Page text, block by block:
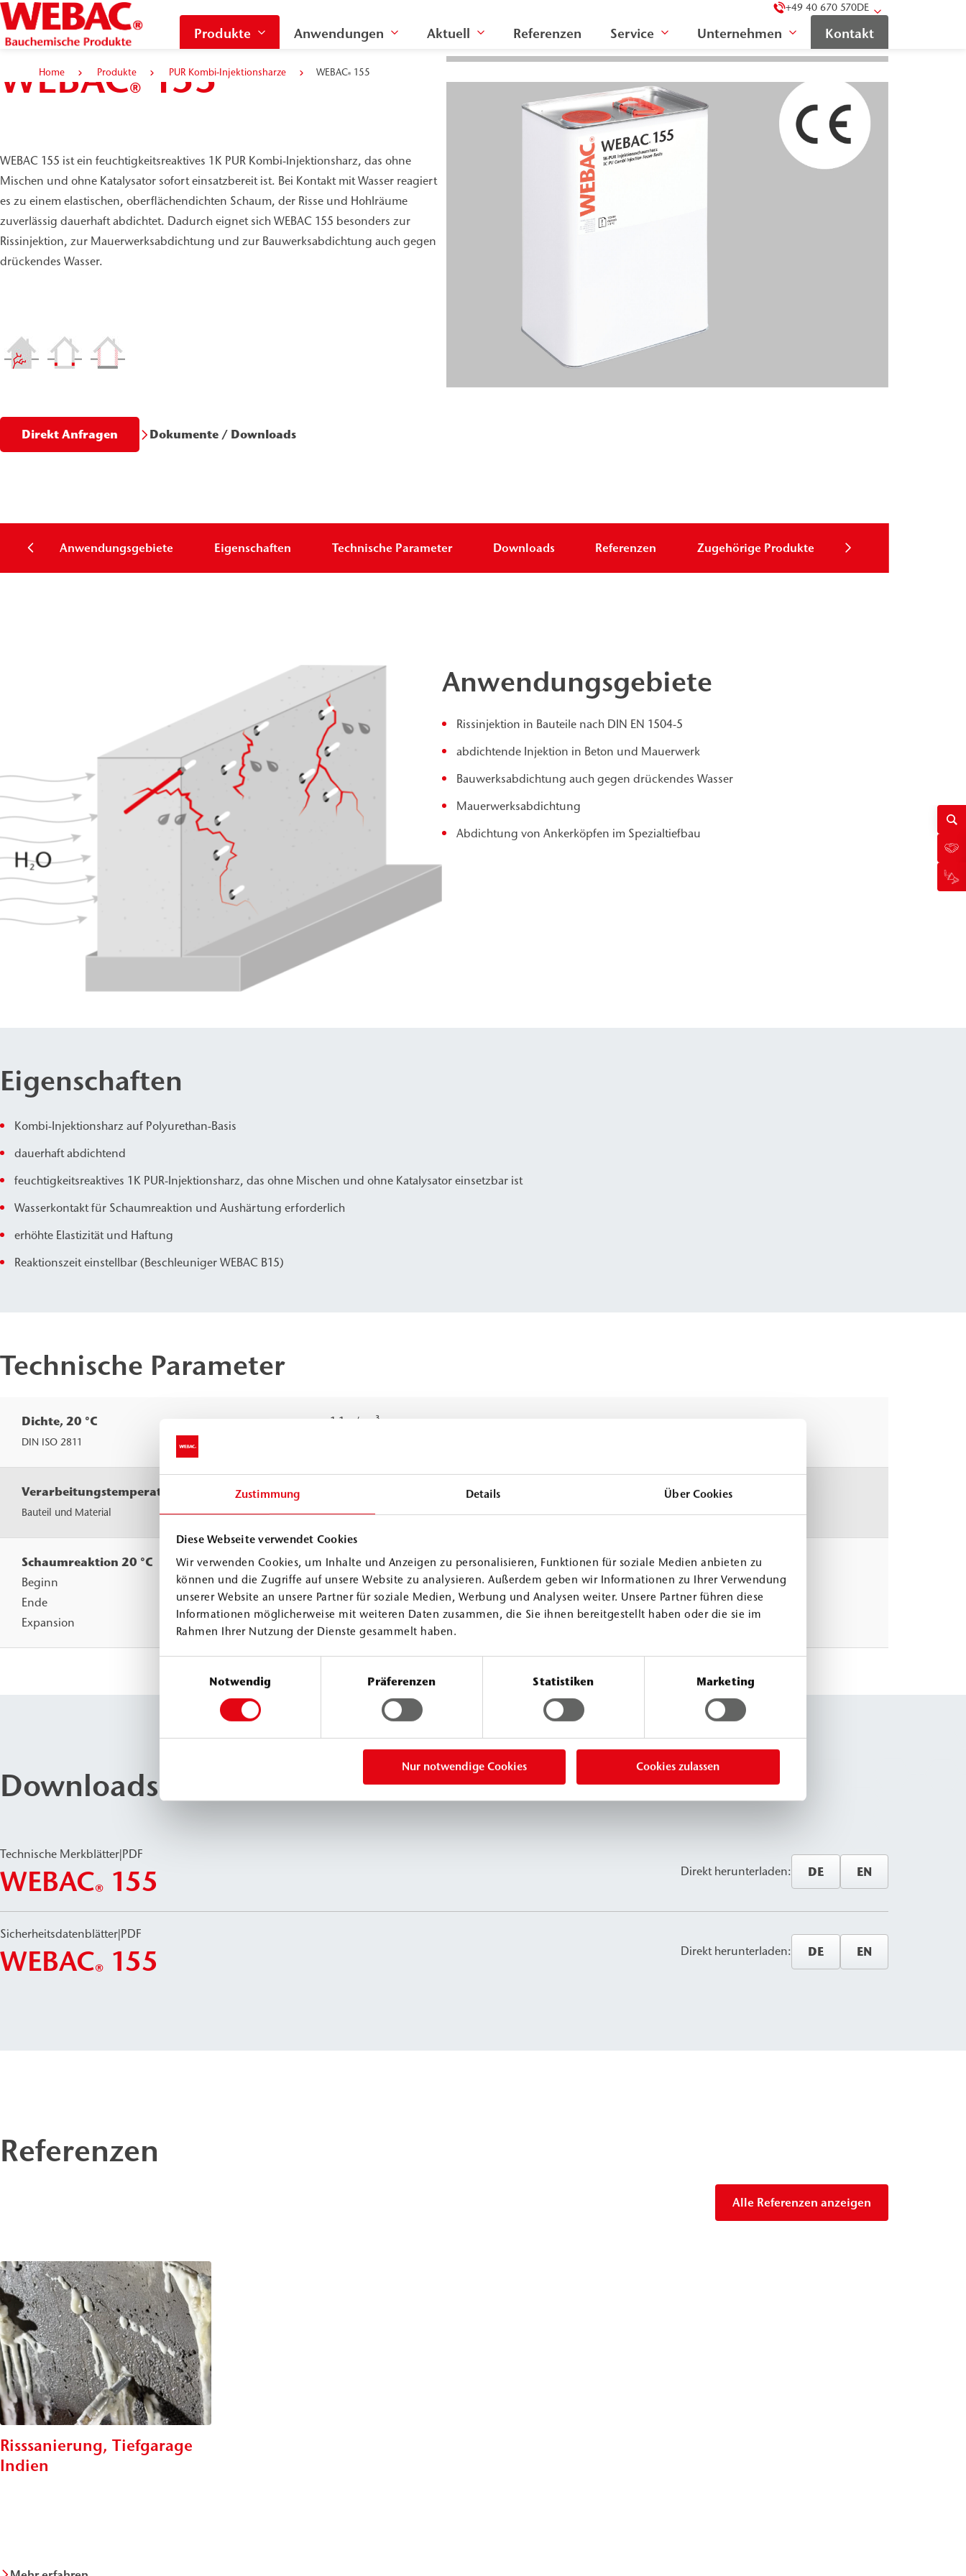
Zustimmung Details Über Cookies
Diese Webseite verwendet Cookies
Wir verwenden Cookies, um Inhalte und Anzeigen zu personalisieren, Funktionen für soziale Medien anbieten zu
können und die Zugriffe auf unsere Website zu analysieren. Außerdem geben wir Informationen zu Ihrer Verwendung
unserer Website an unsere Partner für soziale Medien, Werbung und Analysen weiter. Unsere Partner führen diese
Informationen möglicherweise mit weiteren Daten zusammen, die Sie ihnen bereitgestellt haben oder die sie im
Rahmen Ihrer Nutzung der Dienste gesammelt haben.
Notwendig Präferenzen Statistiken Marketing
Nur notwendige Cookies Cookies zulassen
+49 40 670 570DE
Produkte Anwendungen Aktuell Referenzen Service Unternehmen Kontakt
Home Produkte PUR Kombi-Injektionsharze WEBAC®155
WEBAC® 155
WEBAC 155 ist ein feuchtigkeitsreaktives 1K PUR Kombi-Injektionsharz, das ohne
Mischen und ohne Katalysator sofort einsatzbereit ist. Bei Kontakt mit Wasser reagiert
es zu einem elastischen, oberflächendichten Schaum, der Risse und Hohlräume
zuverlässig dauerhaft abdichtet. Dadurch eignet sich WEBAC 155 besonders zur
Rissinjektion, zur Mauerwerksabdichtung und zur Bauwerksabdichtung auch gegen
drückendes Wasser.
Direkt Anfragen Dokumente / Downloads
Anwendungsgebiete Eigenschaften Technische Parameter Downloads Referenzen Zugehörige Produkte
Anwendungsgebiete
Rissinjektion in Bauteile nach DIN EN 1504-5
abdichtende Injektion in Beton und Mauerwerk
Bauwerksabdichtung auch gegen drückendes Wasser
Mauerwerksabdichtung
Abdichtung von Ankerköpfen im Spezialtiefbau
Eigenschaften
Kombi-Injektionsharz auf Polyurethan-Basis
dauerhaft abdichtend
feuchtigkeitsreaktives 1K PUR-Injektionsharz, das ohne Mischen und ohne Katalysator einsetzbar ist
Wasserkontakt für Schaumreaktion und Aushärtung erforderlich
erhöhte Elastizität und Haftung
Reaktionszeit einstellbar (Beschleuniger WEBAC B15)
Technische Parameter
Dichte, 20 °C
DIN ISO 2811
1,1 g/cm³
Verarbeitungstemperatur
Bauteil und Material
Schaumreaktion 20 °C
Beginn
Ende
Expansion
mit 5 % Wasser
≈ 25 s
≈ 130 s
mit 10 % Wasser
≈ 20 s
≈ 130 s
≈ 22-fach
Downloads & Dokumente
Technische Merkblätter PDF
WEBAC® 155 Direkt herunterladen: DE EN
Sicherheitsdatenblätter PDF
WEBAC® 155 Direkt herunterladen: DE EN
Referenzen
Alle Referenzen anzeigen
Risssanierung, Tiefgarage
Indien